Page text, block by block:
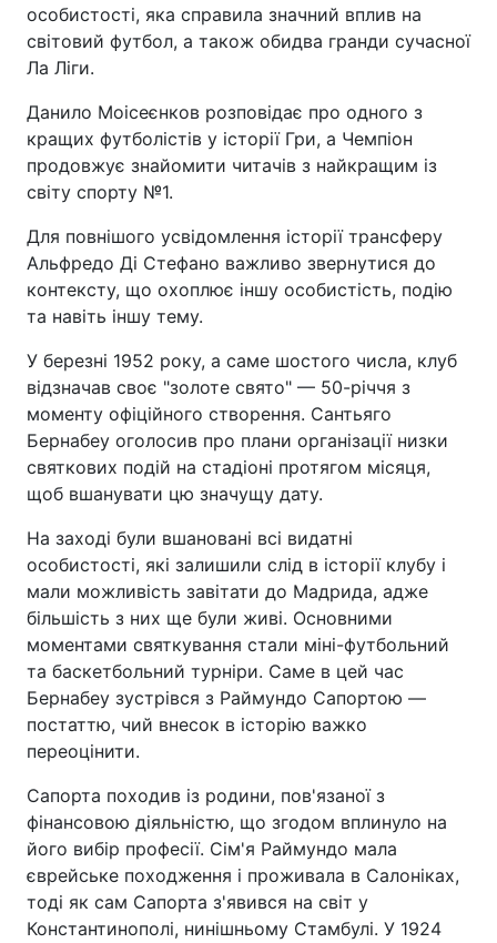
особистості, яка справила значний вплив на
світовий футбол, а також обидва гранди сучасної
Ла Ліги.
Данило Моісеєнков розповідає про одного з
кращих футболістів у історії Гри, а Чемпіон
продовжує знайомити читачів з найкращим із
світу спорту №1.
Для повнішого усвідомлення історії трансферу
Альфредо Ді Стефано важливо звернутися до
контексту, що охоплює іншу особистість, подію
та навіть іншу тему.
У березні 1952 року, а саме шостого числа, клуб
відзначав своє "золоте свято" — 50-річчя з
моменту офіційного створення. Сантьяго
Бернабеу оголосив про плани організації низки
святкових подій на стадіоні протягом місяця,
щоб вшанувати цю значущу дату.
На заході були вшановані всі видатні
особистості, які залишили слід в історії клубу і
мали можливість завітати до Мадрида, адже
більшість з них ще були живі. Основними
моментами святкування стали міні-футбольний
та баскетбольний турніри. Саме в цей час
Бернабеу зустрівся з Раймундо Сапортою —
постаттю, чий внесок в історію важко
переоцінити.
Сапорта походив із родини, пов'язаної з
фінансовою діяльністю, що згодом вплинуло на
його вибір професії. Сім'я Раймундо мала
єврейське походження і проживала в Салоніках,
тоді як сам Сапорта з'явився на світ у
Константинополі, нинішньому Стамбулі. У 1924